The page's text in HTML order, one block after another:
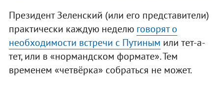
Президент Зеленский (или его представители)
практически каждую неделю говорят о
необходимости встречи с Путиным или тет-а-
тет, или в «нормандском формате». Тем
временем «четвёрка» собраться не может.